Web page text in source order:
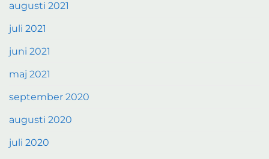
augusti 2021
juli 2021
juni 2021
maj 2021
september 2020
augusti 2020
juli 2020